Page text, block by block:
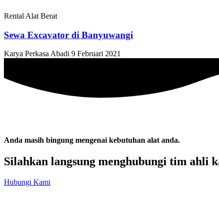
Rental Alat Berat
Sewa Excavator di Banyuwangi
Karya Perkasa Abadi 9 Februari 2021
Anda masih bingung mengenai kebutuhan alat anda.
Silahkan langsung menghubungi tim ahli
Hubungi Kami